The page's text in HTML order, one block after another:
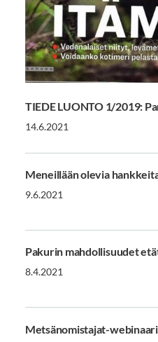
TIEDE LUONTO 1/2019:
14.6.2021
Meneillään olevia
9.6.2021
Pakurin mahdollisuudet
8.4.2021
Metsänomistajat-